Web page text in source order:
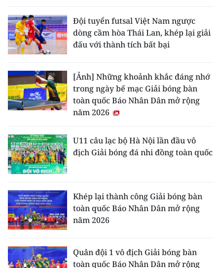
Đội tuyển futsal Việt Nam ngược
dòng cầm hòa Thái Lan, khép lại giải
đấu với thành tích bất bại
[Ảnh] Những khoảnh khắc đáng nhớ
trong ngày bế mạc Giải bóng bàn
toàn quốc Báo Nhân Dân mở rộng
năm 2026
U11 câu lạc bộ Hà Nội lần đầu vô
địch Giải bóng đá nhi đồng toàn quốc
Khép lại thành công Giải bóng bàn
toàn quốc Báo Nhân Dân mở rộng
năm 2026
Quân đội 1 vô địch Giải bóng bàn
toàn quốc Báo Nhân Dân mở rộng